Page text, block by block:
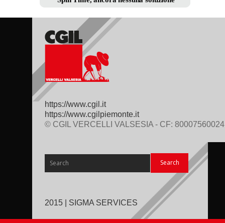
https://www.cgil.it
https://www.cgilpiemonte.it
© CGIL VERCELLI VALSESIA - CF: 80007560024
2015 | SIGMA SERVICES